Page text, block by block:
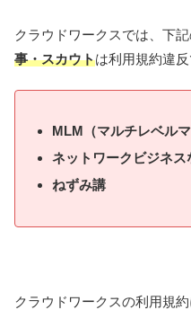
クラウドワークスでは、下
事・スカウトは利用規約違反
MLM（マルチレベルマ
ネットワークビジネ
ねずみ講
クラウドワークスの利用規